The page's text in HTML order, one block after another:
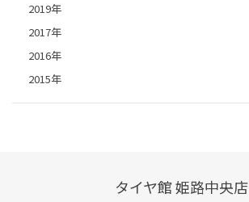
2019年
2017年
2016年
2015年
タイヤ館 姫路中央店